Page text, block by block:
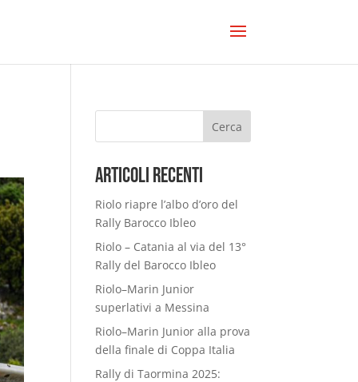
Cerca
Articoli Recenti
Riolo riapre l’albo d’oro del
Rally Barocco Ibleo
Riolo – Catania al via del 13°
Rally del Barocco Ibleo
Riolo–Marin Junior
superlativi a Messina
Riolo–Marin Junior alla prova
della finale di Coppa Italia
Rally di Taormina 2025: